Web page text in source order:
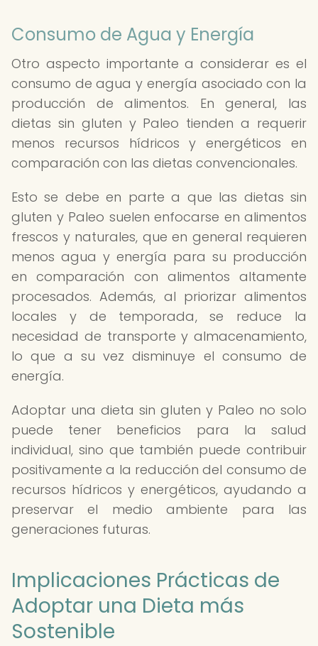
Consumo de Agua y Energía
Otro aspecto importante a considerar es el
consumo de agua y energía asociado con la
producción de alimentos. En general, las
dietas sin gluten y Paleo tienden a requerir
menos recursos hídricos y energéticos en
comparación con las dietas convencionales.
Esto se debe en parte a que las dietas sin
gluten y Paleo suelen enfocarse en alimentos
frescos y naturales, que en general requieren
menos agua y energía para su producción
en comparación con alimentos altamente
procesados. Además, al priorizar alimentos
locales y de temporada, se reduce la
necesidad de transporte y almacenamiento,
lo que a su vez disminuye el consumo de
energía.
Adoptar una dieta sin gluten y Paleo no solo
puede tener beneficios para la salud
individual, sino que también puede contribuir
positivamente a la reducción del consumo de
recursos hídricos y energéticos, ayudando a
preservar el medio ambiente para las
generaciones futuras.
Implicaciones Prácticas de
Adoptar una Dieta más
Sostenible